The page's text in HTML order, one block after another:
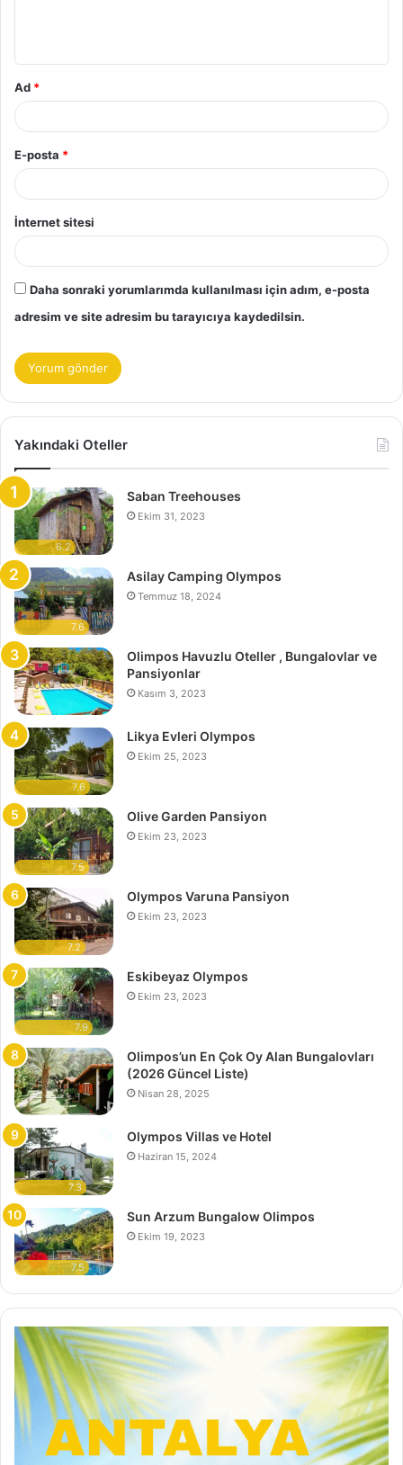
Ad *
E-posta *
İnternet sitesi
Daha sonraki yorumlarımda kullanılması için adım, e-posta
adresim ve site adresim bu tarayıcıya kaydedilsin.
Yakındaki Oteller
6.2
Saban Treehouses
Ekim 31, 2023
7.6
Asilay Camping Olympos
Temmuz 18, 2024
Olimpos Havuzlu Oteller , Bungalovlar ve
Pansiyonlar
Kasım 3, 2023
7.6
Likya Evleri Olympos
Ekim 25, 2023
7.5
Olive Garden Pansiyon
Ekim 23, 2023
7.2
Olympos Varuna Pansiyon
Ekim 23, 2023
7.9
Eskibeyaz Olympos
Ekim 23, 2023
Olimpos’un En Çok Oy Alan Bungalovları
(2026 Güncel Liste)
Nisan 28, 2025
7.3
Olympos Villas ve Hotel
Haziran 15, 2024
7.5
Sun Arzum Bungalow Olimpos
Ekim 19, 2023